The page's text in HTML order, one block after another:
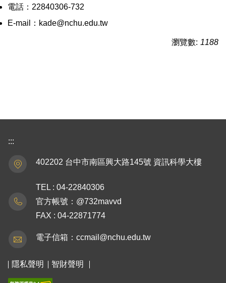
電話：22840306-732
E-mail：kade@nchu.edu.tw
瀏覽數: 1188
:::
402202 台中市南區興大路145號 資訊科學大樓
TEL : 04-22840306
官方帳號：@732mavvd
FAX : 04-22871774
電子信箱：ccmail@nchu.edu.tw
隱私聲明 智財聲明